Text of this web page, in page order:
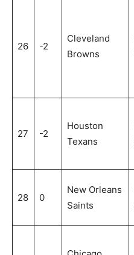
26 -2
Cleveland
Browns
27 -2
Houston
Texans
28 0
New Orleans
Saints